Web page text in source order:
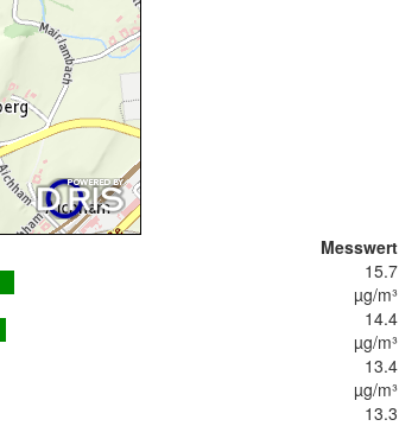
Messwert
15.7
µg/m³
14.4
µg/m³
13.4
µg/m³
13.3